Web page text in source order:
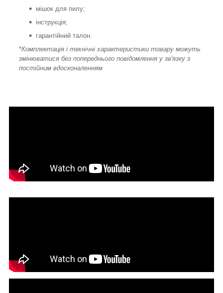
мішок для пилу;
інструкція;
гарантійний талон.
*Комплектація і технічні характеристики товару можуть
змінюватися без попереднього повідомлення у зв'язку з
постійним вдосконаленням